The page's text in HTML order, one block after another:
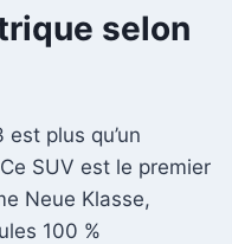
selon
plus qu’un
SUV est le premier
Neue Klasse,
100 %